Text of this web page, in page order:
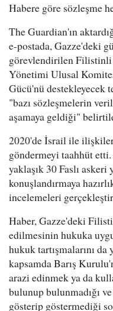
Habere göre sözleşme
The Guardian'ın
e-postada, Gazze'deki
görevlendirilen Filistinli
Yönetimi Ulusal
Gücü'nü destekleyecek
"bazı sözleşmelerin
aşamaya geldiği"
2020'de İsrail ile
göndermeyi taahhüt
yaklaşık 30 Faslı
konuşlandırmaya
incelemeleri
Haber, Gazze'deki
edilmesinin hukuka
hukuk tartışmalarını
kapsamda Barış
arazi edinmek ya da
bulunup bulunmadığı
gösterip göstermediği